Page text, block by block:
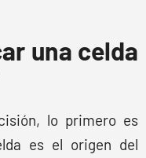
una celda
lo primero es
es el origen del